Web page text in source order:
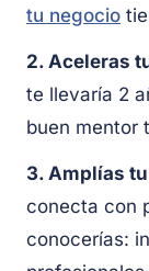
tu negocio
2. Aceleras
te llevaría 2
buen mentor
3. Amplías
conecta con
conocerías: